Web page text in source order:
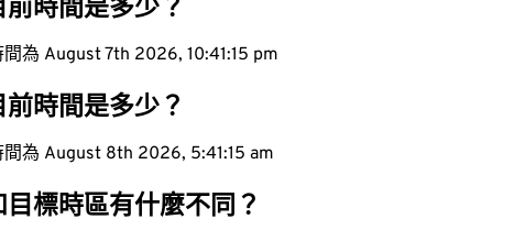
時間是多少？
為 August 7th 2026, 10:41:16 pm
時間是多少？
為 August 8th 2026, 5:41:16 am
標時區有什麼不同？